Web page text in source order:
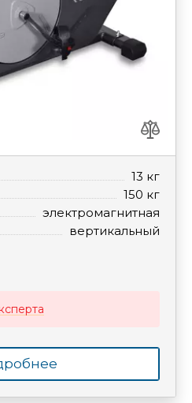
13 кг
150 кг
электромагнитная
вертикальный